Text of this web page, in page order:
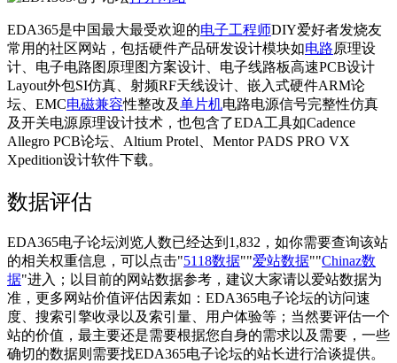
EDA365是中国最大最受欢迎的电子工程师DIY爱好者发烧友
常用的社区网站，包括硬件产品研发设计模块如电路原理设
计、电子电路图原理图方案设计、电子线路板高速PCB设计
Layout外包SI仿真、射频RF天线设计、嵌入式硬件ARM论
坛、EMC电磁兼容性整改及单片机电路电源信号完整性仿真
及开关电源原理设计技术，也包含了EDA工具如Cadence
Allegro PCB论坛、Altium Protel、Mentor PADS PRO VX
Xpedition设计软件下载。
数据评估
EDA365电子论坛浏览人数已经达到1,832，如你需要查询该站
的相关权重信息，可以点击"5118数据""爱站数据""Chinaz数
据"进入；以目前的网站数据参考，建议大家请以爱站数据为
准，更多网站价值评估因素如：EDA365电子论坛的访问速
度、搜索引擎收录以及索引量、用户体验等；当然要评估一个
站的价值，最主要还是需要根据您自身的需求以及需要，一些
确切的数据则需要找EDA365电子论坛的站长进行洽谈提供。